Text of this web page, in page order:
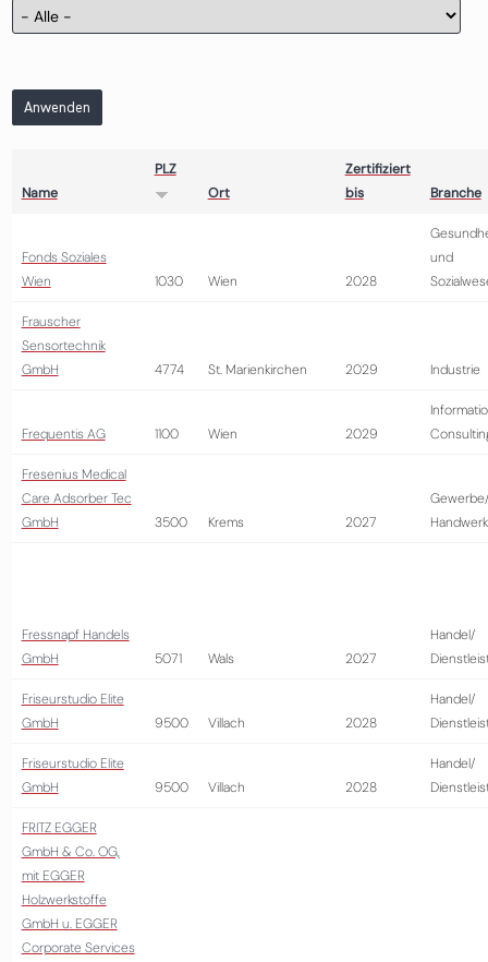
Anwenden
Name
PLZ
Ort
Zertifiziert
bis
Branche
Fonds Soziales
Wien
1030 Wien 2028
und
Frauscher
Sensortechnik
GmbH
4774 St. Marienkirchen 2029 Industrie
Frequentis AG 1100 Wien 2029
Fresenius Medical
Care Adsorber Tec
GmbH
3500 Krems 2027
Gewerbe/
Handwerk
Fressnapf Handels
GmbH
5071 Wals 2027
Handel/
Friseurstudio Elite
GmbH
9500 Villach 2028
Handel/
Friseurstudio Elite
GmbH
9500 Villach 2028
Handel/
FRITZ EGGER
GmbH & Co. OG,
mit EGGER
Holzwerkstoffe
GmbH u. EGGER
Corporate Services